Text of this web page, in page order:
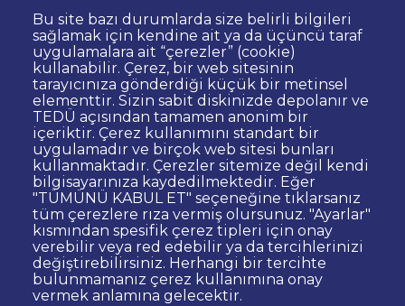
kullanılan
sayfa
Bu site bazı durumlarda size belirli bilgileri
sağlamak için kendine ait ya da üçüncü taraf
uygulamalara ait “çerezler” (cookie)
kullanabilir. Çerez, bir web sitesinin
tarayıcınıza gönderdiği küçük bir metinsel
elementtir. Sizin sabit diskinizde depolanır ve
TEDÜ açısından tamamen anonim bir
içeriktir. Çerez kullanımını standart bir
uygulamadır ve birçok web sitesi bunları
kullanmaktadır. Çerezler sitemize değil kendi
bilgisayarınıza kaydedilmektedir. Eğer
"TÜMÜNÜ KABUL ET" seçeneğine tıklarsanız
tüm çerezlere rıza vermiş olursunuz. "Ayarlar"
kısmından spesifik çerez tipleri için onay
verebilir veya red edebilir ya da tercihlerinizi
değiştirebilirsiniz. Herhangi bir tercihte
bulunmamanız çerez kullanımına onay
vermek anlamına gelecektir.
Dipnot
Sıkça Sorulan Sorular
Kişisel Verilerin Korunması
Gizlilik Politikası
Sorumluluk Reddi
Bilgi Edinme
Site Yöneticisi İletişim
İhale ve Satınalma İlanları
Açık Rıza
Kurumsal Kimlik
Web Erişilebilirlik Beyanı
© TED Üniversitesi. Ziya Gökalp Caddesi No:48 06420, Kolej
Çankaya ANKARA